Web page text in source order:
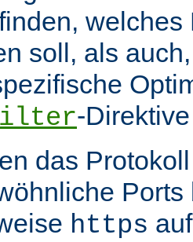
welches
soll, als
-
das
Ports
https